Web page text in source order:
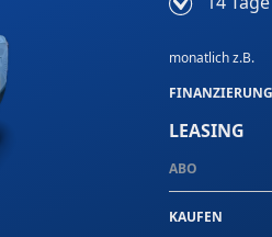
monatlich z.B.
FINANZIERUNG
LEASING
ABO
KAUFEN